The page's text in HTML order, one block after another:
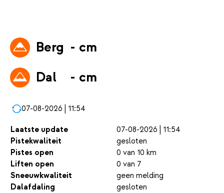
Berg - cm
Dal
- cm
07-08-2026 | 11:54
Laatste update
07-08-2026 | 11:54
Pistekwaliteit
gesloten
Pistes open
0 van 10 km
Liften open
0 van 7
Sneeuwkwaliteit
geen melding
Dalafdaling
gesloten